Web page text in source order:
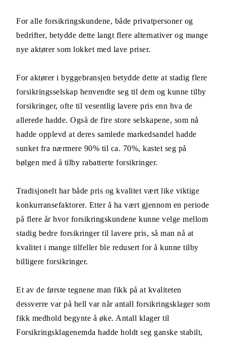
For alle forsikringskundene, både privatpersoner og
bedrifter, betydde dette langt flere alternativer og mange
nye aktører som lokket med lave priser.
For aktører i byggebransjen betydde dette at stadig flere
forsikringsselskap henvendte seg til dem og kunne tilby
forsikringer, ofte til vesentlig lavere pris enn hva de
allerede hadde. Også de fire store selskapene, som nå
hadde opplevd at deres samlede markedsandel hadde
sunket fra nærmere 90% til ca. 70%, kastet seg på
bølgen med å tilby rabatterte forsikringer.
Tradisjonelt har både pris og kvalitet vært like viktige
konkurransefaktorer. Etter å ha vært gjennom en periode
på flere år hvor forsikringskundene kunne velge mellom
stadig bedre forsikringer til lavere pris, så man nå at
kvalitet i mange tilfeller ble redusert for å kunne tilby
billigere forsikringer.
Et av de første tegnene man fikk på at kvaliteten
dessverre var på hell var når antall forsikringsklager som
fikk medhold begynte å øke. Antall klager til
Forsikringsklagenemda hadde holdt seg ganske stabilt,